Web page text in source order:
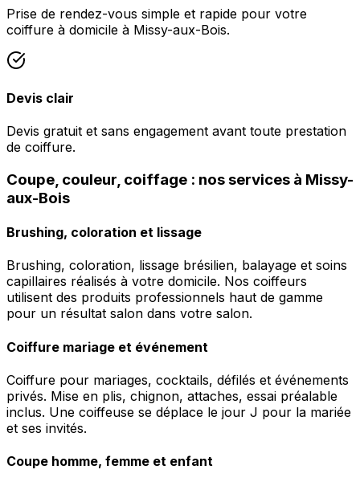
Prise de rendez-vous simple et rapide pour votre
coiffure à domicile à Missy-aux-Bois.
Devis clair
Devis gratuit et sans engagement avant toute prestation
de coiffure.
Coupe, couleur, coiffage : nos services à Missy-
aux-Bois
Brushing, coloration et lissage
Brushing, coloration, lissage brésilien, balayage et soins
capillaires réalisés à votre domicile. Nos coiffeurs
utilisent des produits professionnels haut de gamme
pour un résultat salon dans votre salon.
Coiffure mariage et événement
Coiffure pour mariages, cocktails, défilés et événements
privés. Mise en plis, chignon, attaches, essai préalable
inclus. Une coiffeuse se déplace le jour J pour la mariée
et ses invités.
Coupe homme, femme et enfant